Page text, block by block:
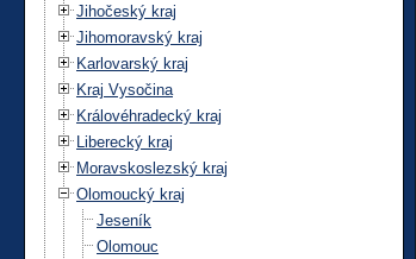
Jihočeský kraj
Jihomoravský kraj
Karlovarský kraj
Kraj Vysočina
Královéhradecký kraj
Liberecký kraj
Moravskoslezský kraj
Olomoucký kraj
Jeseník
Olomouc